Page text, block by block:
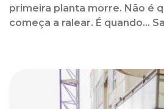
primeira planta morre. Não é
começa a ralear. É quando...